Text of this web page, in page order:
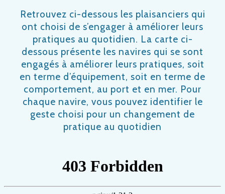
Retrouvez ci-dessous les plaisanciers qui
ont choisi de s’engager à améliorer leurs
pratiques au quotidien. La carte ci-
dessous présente les navires qui se sont
engagés à améliorer leurs pratiques, soit
en terme d’équipement, soit en terme de
comportement, au port et en mer. Pour
chaque navire, vous pouvez identifier le
geste choisi pour un changement de
pratique au quotidien